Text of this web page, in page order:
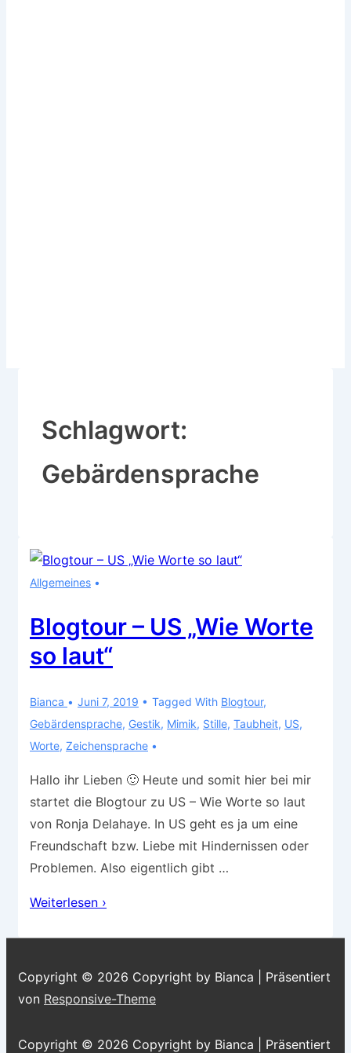
Schlagwort:
Gebärdensprache
Allgemeines
Blogtour – US „Wie Worte
so laut“
Bianca Juni 7, 2019 Tagged With Blogtour,
Gebärdensprache, Gestik, Mimik, Stille, Taubheit, US,
Worte, Zeichensprache
Hallo ihr Lieben 🙂 Heute und somit hier bei mir
startet die Blogtour zu US – Wie Worte so laut
von Ronja Delahaye. In US geht es ja um eine
Freundschaft bzw. Liebe mit Hindernissen oder
Problemen. Also eigentlich gibt …
Blogtour
Worte
Weiterlesen ›
Copyright © 2026 Copyright by Bianca
| Präsentiert
von Responsive-Theme
Copyright © 2026 Copyright by Bianca
| Präsentiert